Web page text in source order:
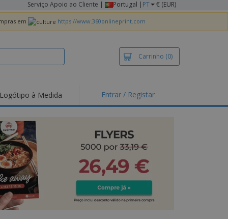
Serviço Apoio ao Cliente | Portugal | PT € (EUR)
em https://www.360onlineprint.com
Carrinho (0)
Logótipo à Medida Entrar / Registar